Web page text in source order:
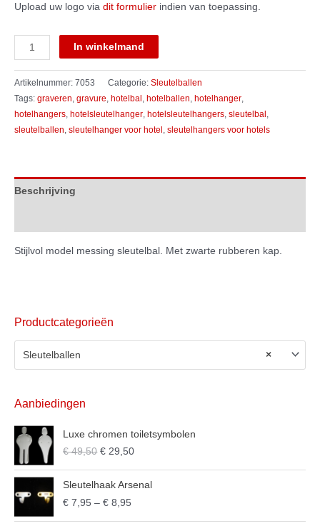
Upload uw logo via dit formulier indien van toepassing.
Elysée
aantal
In winkelmand
Artikelnummer: 7053 Categorie: Sleutelballen
Tags: graveren, gravure, hotelbal , hotelballen, hotelhanger,
hotelhangers, hotelsleutelhanger, hotelsleutelhangers, sleutelbal ,
sleutelballen, sleutelhanger voor hotel , sleutelhangers voor hotels
Beschrijving
Stijlvol model messing sleutelbal. Met zwarte rubberen kap.
Productcategorieën
×
Sleutelballen
Aanbiedingen
Luxe chromen toiletsymbolen
€49,50 € 29,50
Sleutelhaak Arsenal
€ 7,95 –€ 8,95